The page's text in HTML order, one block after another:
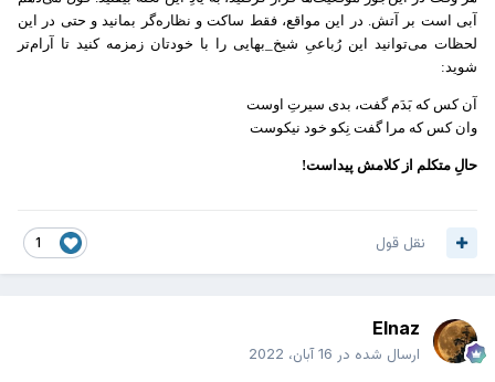
آبی است بر آتش. در این مواقع، فقط ساکت و نظاره‌گر بمانید و حتی در این
لحظات می‌توانید این رُباعیِ شیخ_بهایی را با خودتان زمزمه کنید تا آرام‌تر
شوید:
آن کس که بَدَم گفت، بدی سیرتِ اوست
وان کس که مرا گفت نِکو خود نیکوست
حالِ متکلم از کلامش پیداست!
نقل قول
Elnaz
ارسال شده در 16 آبان، 2022